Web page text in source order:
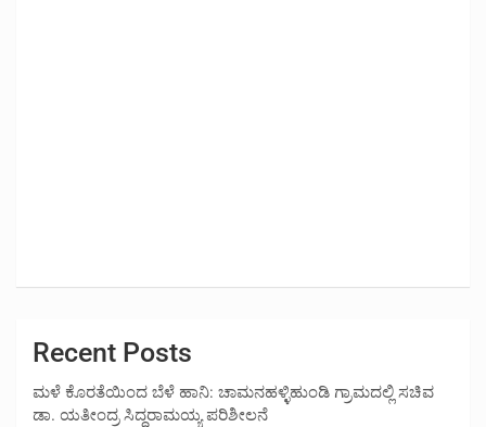
Recent Posts
ಮಳೆ ಕೊರತೆಯಿಂದ ಬೆಳೆ ಹಾನಿ: ಚಾಮನಹಳ್ಳಿಹುಂಡಿ ಗ್ರಾಮದಲ್ಲಿ ಸಚಿವ
ಡಾ. ಯತೀಂದ್ರ ಸಿದ್ದರಾಮಯ್ಯ ಪರಿಶೀಲನೆ